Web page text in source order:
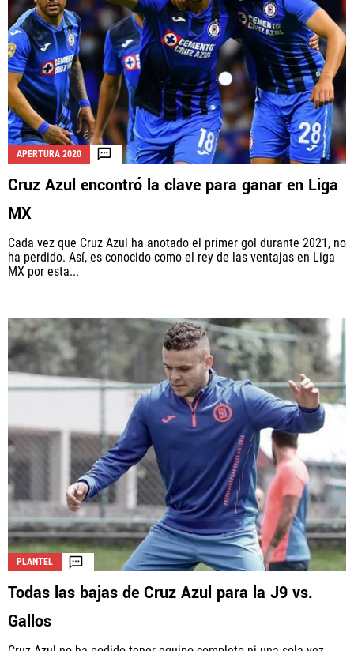
APERTURA 2020
Cruz Azul encontró la clave para ganar en Liga
MX
Cada vez que Cruz Azul ha anotado el primer gol durante 2021, no
ha perdido. Así, es conocido como el rey de las ventajas en Liga
MX por esta...
PLANTEL
Todas las bajas de Cruz Azul para la J9 vs.
Gallos